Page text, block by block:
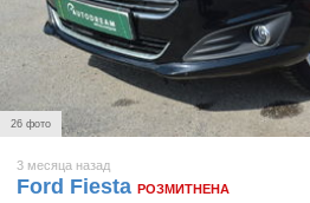
26 фото
3 месяца назад
Ford Fiesta РОЗМИТНЕНА